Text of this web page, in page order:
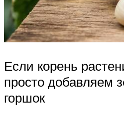
Если корень
просто добавляем
горшок